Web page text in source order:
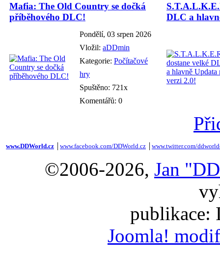
Mafia: The Old Country se dočká
příběhového DLC!
Pondělí, 03 srpen 2026
Vložil: aDDmin
Kategorie: Počítačové
hry
Spuštěno: 721x
Komentářů: 0
DLC a
www.DDWorld.cz www.facebook.com/DDWorld.cz www.twitter.com/
©2006-2026, Jan
publikace:
Joomla!